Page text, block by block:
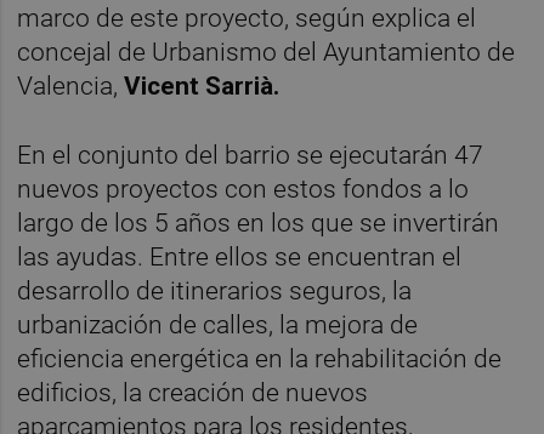
marco de este proyecto, según explica el
concejal de Urbanismo del Ayuntamiento de
Valencia,Vicent Sarrià.
En el conjunto del barrio se ejecutarán 47
nuevos proyectos con estos fondos a lo
largo de los 5 años en los que se invertirán
las ayudas. Entre ellos se encuentran el
desarrollo de itinerarios seguros, la
urbanización de calles, la mejora de
eficiencia energética en la rehabilitación de
edificios, la creación de nuevos
aparcamientos para los residentes,